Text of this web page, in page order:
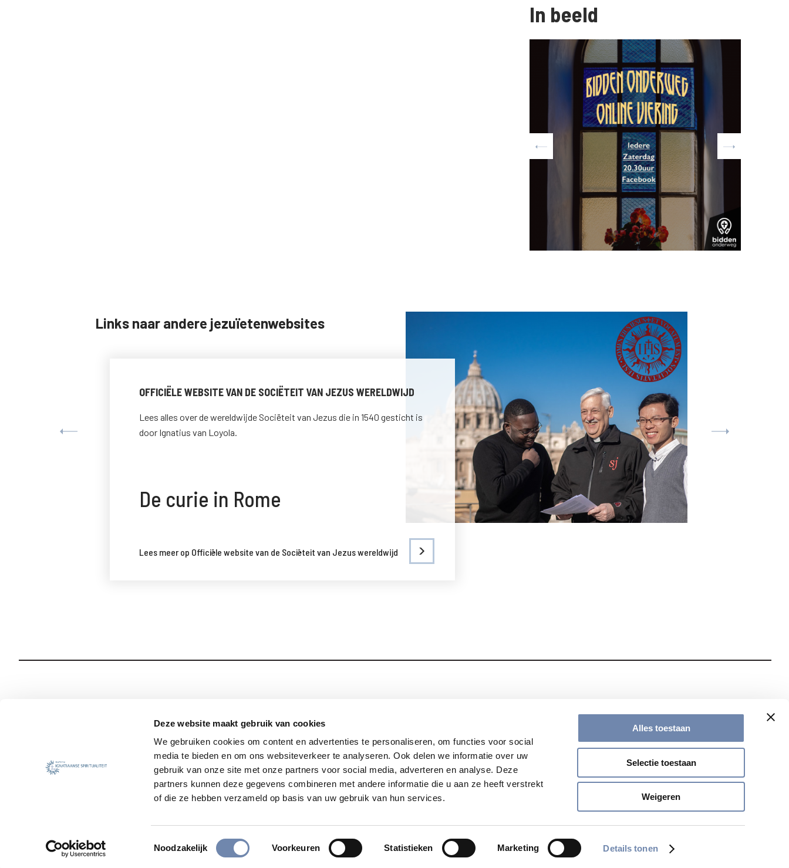
Deze website maakt gebruik van cookies
We gebruiken cookies om content en advertenties te personaliseren, om functies voor social
media te bieden en om ons websiteverkeer te analyseren. Ook delen we informatie over uw
gebruik van onze site met onze partners voor social media, adverteren en analyse. Deze
partners kunnen deze gegevens combineren met andere informatie die u aan ze heeft verstrekt
of die ze hebben verzameld op basis van uw gebruik van hun services.
Toestemmingsselectie
Noodzakelijk Voorkeuren Statistieken Marketing Details tonen
Alles toestaan
Selectie toestaan
Weigeren
In beeld
Links naar andere jezuïetenwebsites
OFFICIËLE WEBSITE VAN DE SOCIËTEIT VAN JEZUS WERELDWIJD
Lees alles over de wereldwijde Sociëteit van Jezus die in 1540 gesticht is
door Ignatius van Loyola.
De curie in Rome
Lees meer op Officiële website van de Sociëteit van Jezus wereldwijd
Jezuïet worden
Onze Spiritualiteit
Sociale Veiligheid
Privacy
Blijf op de hoogte met onze nieuwsbrief